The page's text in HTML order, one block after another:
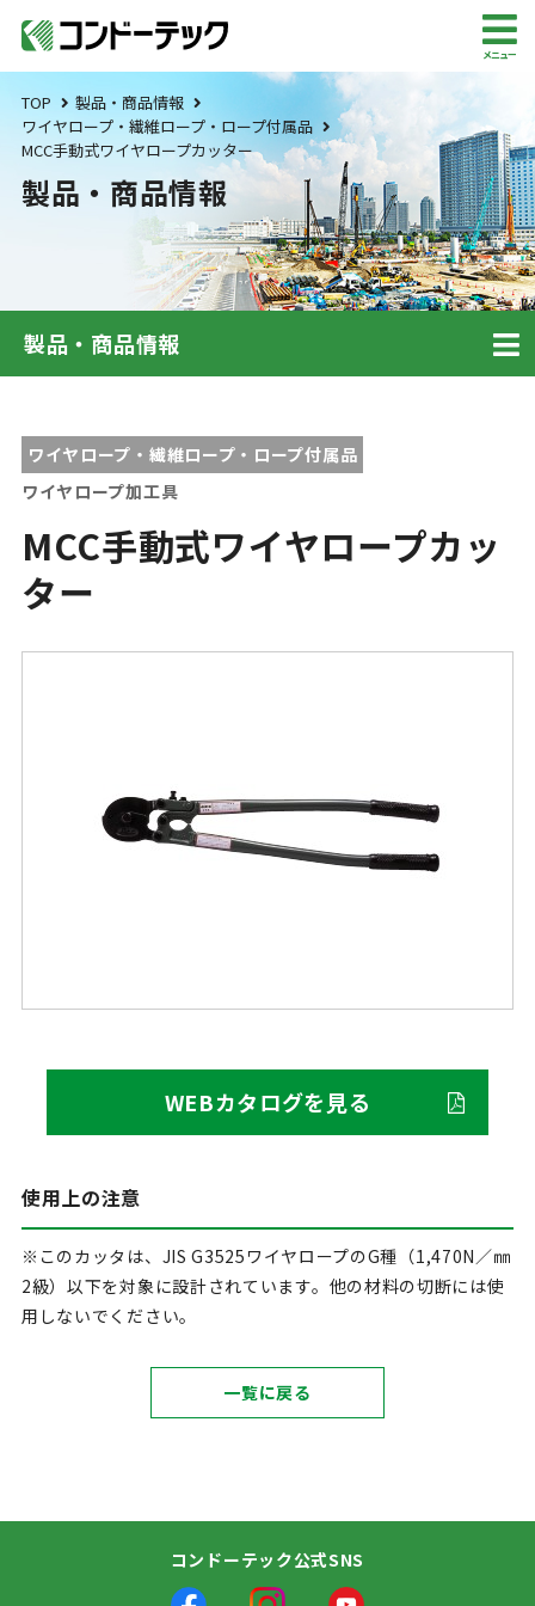
メニュー
TOP
製品・商品情報
ワイヤロープ・繊維ロープ・ロープ付属品
MCC手動式ワイヤロープカッター
製品・商品情報
製品・商品情報
ワイヤロープ・繊維ロープ・ロープ付属品
ワイヤロープ加工具
MCC手動式ワイヤロープカッ
ター
WEBカタログを見る
使用上の注意
※このカッタは、JIS G3525ワイヤロープのG種（1,470N／㎜
2級）以下を対象に設計されています。他の材料の切断には使
用しないでください。
一覧に戻る
コンドーテック公式SNS